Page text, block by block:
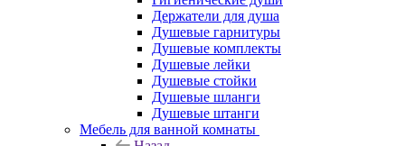
Держатели для душа
Душевые гарнитуры
Душевые комплекты
Душевые лейки
Душевые стойки
Душевые шланги
Душевые штанги
Мебель для ванной комнаты